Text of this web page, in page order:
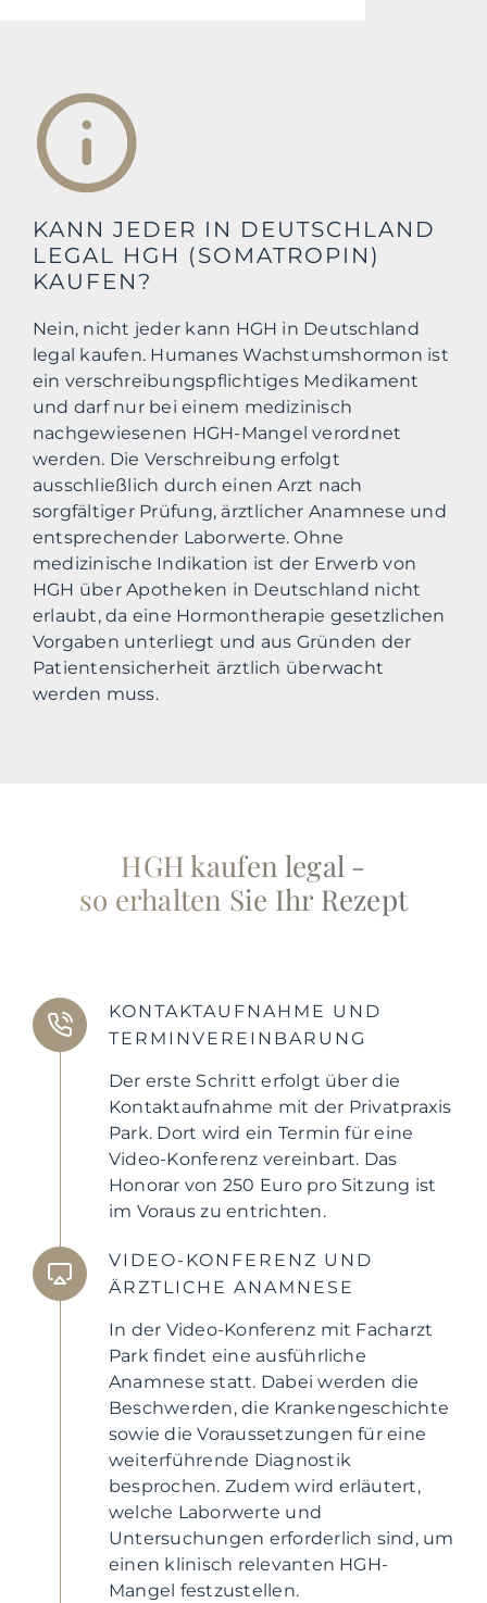
KANN JEDER IN DEUTSCHLAND
LEGAL HGH (SOMATROPIN)
KAUFEN?
Nein, nicht jeder kann HGH in Deutschland
legal kaufen. Humanes Wachstumshormon ist
ein verschreibungspflichtiges Medikament
und darf nur bei einem medizinisch
nachgewiesenen HGH-Mangel verordnet
werden. Die Verschreibung erfolgt
ausschließlich durch einen Arzt nach
sorgfältiger Prüfung, ärztlicher Anamnese und
entsprechender Laborwerte. Ohne
medizinische Indikation ist der Erwerb von
HGH über Apotheken in Deutschland nicht
erlaubt, da eine Hormontherapie gesetzlichen
Vorgaben unterliegt und aus Gründen der
Patientensicherheit ärztlich überwacht
werden muss.
HGH kaufen legal -
so erhalten Sie Ihr Rezept
KONTAKTAUFNAHME UND
TERMINVEREINBARUNG
Der erste Schritt erfolgt über die
Kontaktaufnahme mit der Privatpraxis
Park. Dort wird ein Termin für eine
Video-Konferenz vereinbart. Das
Honorar von 250 Euro pro Sitzung ist
im Voraus zu entrichten.
VIDEO-KONFERENZ UND
ÄRZTLICHE ANAMNESE
In der Video-Konferenz mit Facharzt
Park findet eine ausführliche
Anamnese statt. Dabei werden die
Beschwerden, die Krankengeschichte
sowie die Voraussetzungen für eine
weiterführende Diagnostik
besprochen. Zudem wird erläutert,
welche Laborwerte und
Untersuchungen erforderlich sind, um
einen klinisch relevanten HGH-
Mangel festzustellen.